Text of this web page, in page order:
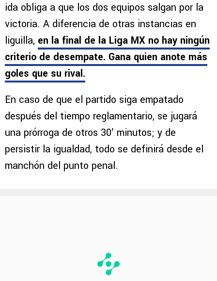
ida obliga a que los dos equipos salgan por la
victoria. A diferencia de otras instancias en
liguilla, en la final de la Liga MX no hay ningún
criterio de desempate. Gana quien anote más
goles que su rival.
En caso de que el partido siga empatado
después del tiempo reglamentario, se jugará
una prórroga de otros 30′ minutos; y de
persistir la igualdad, todo se definirá desde el
manchón del punto penal.